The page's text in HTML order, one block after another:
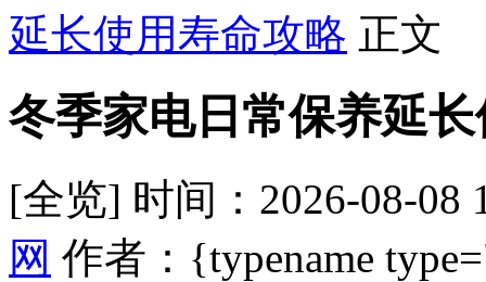
延长使用寿命攻略 正文
冬季家电日常保养延
[全览] 时间：2026-08-08
网 作者：{typename